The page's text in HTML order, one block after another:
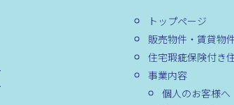
トップページ
販売物件・賃貸物
住宅瑕疵保険付き
事業内容
個人のお客様へ